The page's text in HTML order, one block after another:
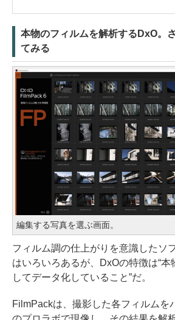
本物のフィルムを解析するDxO。
てみる
編集する写真を選ぶ画面。
フィルム調の仕上がりを意識したソ
はいろいろあるが、DxOの特徴は“
してデータ化していること”だ。
FilmPackは、撮影した各フィルムを